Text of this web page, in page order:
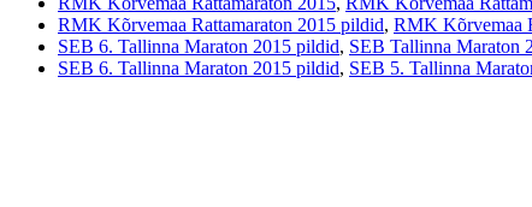
RMK Kõrvemaa Rattamaraton 2015 pildid, RMK Kõrvemaa
SEB 6. Tallinna Maraton 2015 pildid, SEB Tallinna Maraton
SEB 6. Tallinna Maraton 2015 pildid, SEB 5. Tallinna